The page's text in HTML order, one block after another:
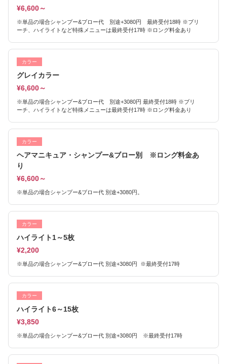
¥6,600～
※単品の場合シャンプー&ブロー代 別途+3080円 最終受付18時 ※ブリ
ーチ、ハイライトなど特殊メニューは最終受付17時 ※ロング料金あり
カラー
グレイカラー
¥6,600～
※単品の場合シャンプー&ブロー代 別途+3080円 最終受付18時 ※ブリ
ーチ、ハイライトなど特殊メニューは最終受付17時 ※ロング料金あり
カラー
ヘアマニキュア・シャンプー&ブロー別 ※ロング料金あ
り
¥6,600～
※単品の場合シャンプー&ブロー代 別途+3080円。
カラー
ハイライト1～5枚
¥2,200
※単品の場合シャンプー&ブロー代 別途+3080円 ※最終受付17時
カラー
ハイライト6～15枚
¥3,850
※単品の場合シャンプー&ブロー代 別途+3080円 ※最終受付17時